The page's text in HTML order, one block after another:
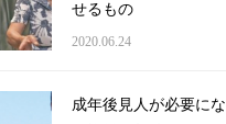
せるもの
2020.06.24
成年後見人が必要にな